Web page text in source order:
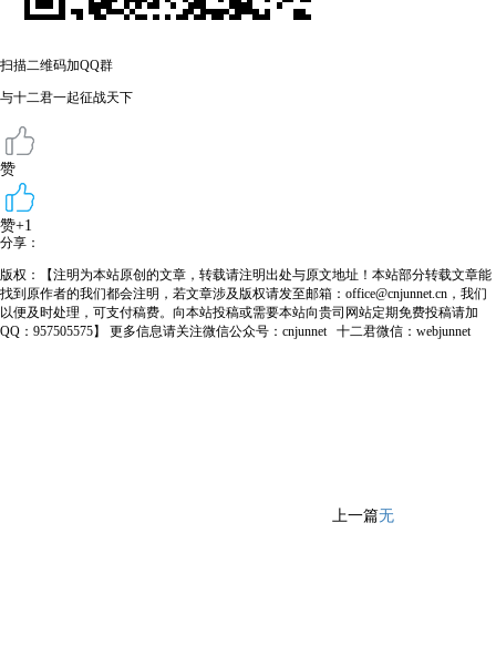
扫描二维码加QQ群
与十二君一起征战天下
赞
赞+1
分享：
版权：【注明为本站原创的文章，转载请注明出处与原文地址！本站部分转载文章能
找到原作者的我们都会注明，若文章涉及版权请发至邮箱：office@cnjunnet.cn，我们
以便及时处理，可支付稿费。向本站投稿或需要本站向贵司网站定期免费投稿请加
QQ：957505575】 更多信息请关注微信公众号：cnjunnet 十二君微信：webjunnet
上一篇无